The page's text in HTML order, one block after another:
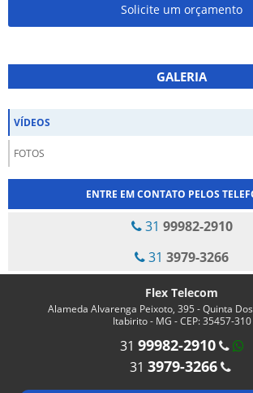
Solicite um orçamento
GALERIA
VÍDEOS
FOTOS
ENTRE EM CONTATO PELOS
31 99982-2910
31 3979-3266
Flex Telecom
Alameda Alvarenga Peixoto, 395 - Quinta
Itabirito - MG - CEP: 35457-310
31 99982-2910
31 3979-3266